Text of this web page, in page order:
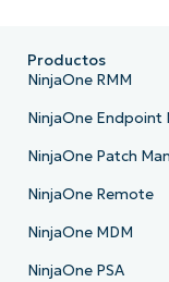
Productos
NinjaOne RMM
NinjaOne Endpoint
NinjaOne Patch
NinjaOne Remote
NinjaOne MDM
NinjaOne PSA